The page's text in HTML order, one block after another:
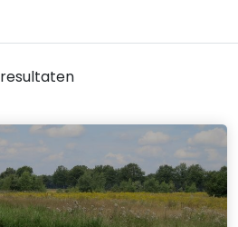
resultaten